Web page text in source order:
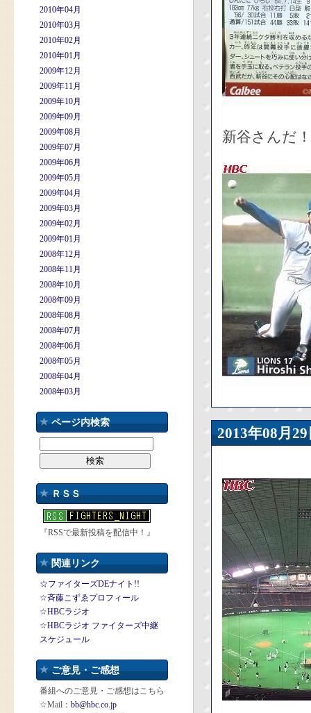
2010年04月
2010年03月
2010年02月
2010年01月
2009年12月
2009年11月
2009年10月
2009年09月
2009年08月
2009年07月
2009年06月
2009年05月
2009年04月
2009年03月
2009年02月
2009年01月
2008年12月
2008年11月
2008年10月
2008年09月
2008年08月
2008年07月
2008年06月
2008年05月
2008年04月
2008年03月
ページ内検索
ＲＳＳ
『RSSで最新投稿を配信中！』
関連リンク
☆ファイターズDEナイト!!
☆斉藤こずゑプロフィール
☆HBCラジオ
☆HBCラジオ ファイターズ中継
スケジュール
ご意見・ご感想
番組へのご意見・ご感想はこちら
☆Mail： bb@hbc.co.jp
新谷さんだ！
2013年08